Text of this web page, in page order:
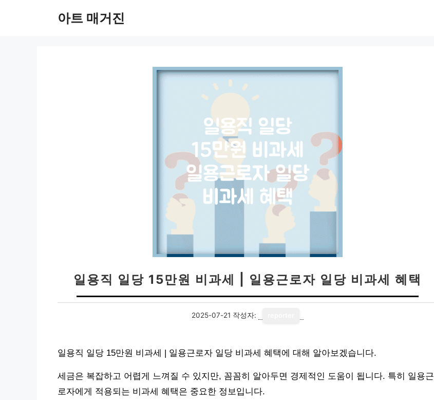
아트 매거진
일용직 일당 15만원 비과세 | 일용근로자 일당 비과세 혜택
2025-07-21 작성자:
일용직 일당 15만원 비과세 | 일용근로자 일당 비과세 혜택에 대해 알아보겠습니다.
세금은 복잡하고 어렵게 느껴질 수 있지만, 꼼꼼히 알아두면 경제적인 도움이 됩니다. 특히 일용근
로자에게 적용되는 비과세 혜택은 중요한 정보입니다.